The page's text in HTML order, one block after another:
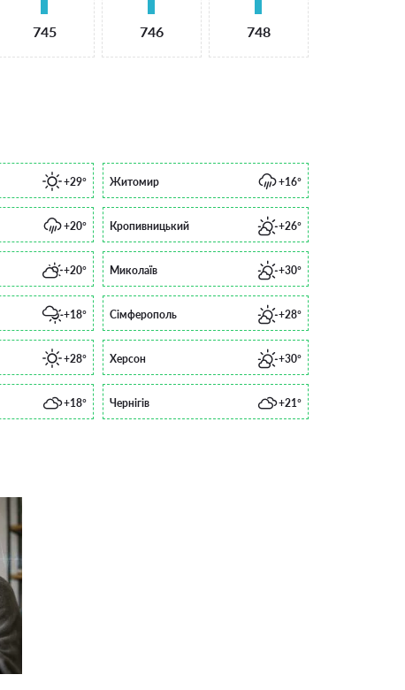
745 746 748
+29° Житомир +16°
+20° Кропивницький +26°
+20° Миколаїв +30°
+18° Сімферополь +28°
+28° Херсон +30°
+18° Чернігів +21°